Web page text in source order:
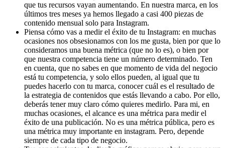
que tus recursos vayan aumentando. En nuestra marca, en los
últimos tres meses ya hemos llegado a casi 400 piezas de
contenido mensual solo para Instagram.
Piensa cómo vas a medir el éxito de tu Instagram: en muchas
ocasiones nos obsesionamos con los me gusta, bien por que lo
consideramos una buena métrica (que no lo es), o bien por
que nuestra competencia tiene un número determinado. Ten
en cuenta, que no sabes en que momento de vida del negocio
está tu competencia, y solo ellos pueden, al igual que tu
puedes hacerlo con tu marca, conocer cuál es el resultado de
la estrategia de contenidos que estás llevando a cabo. Por ello,
deberás tener muy claro cómo quieres medirlo. Para mi, en
muchas ocasiones, el alcance es una métrica para medir el
éxito de una publicación. No es una métrica pública, pero es
una métrica muy importante en instagram. Pero, depende
siempre de cada tipo de negocio.